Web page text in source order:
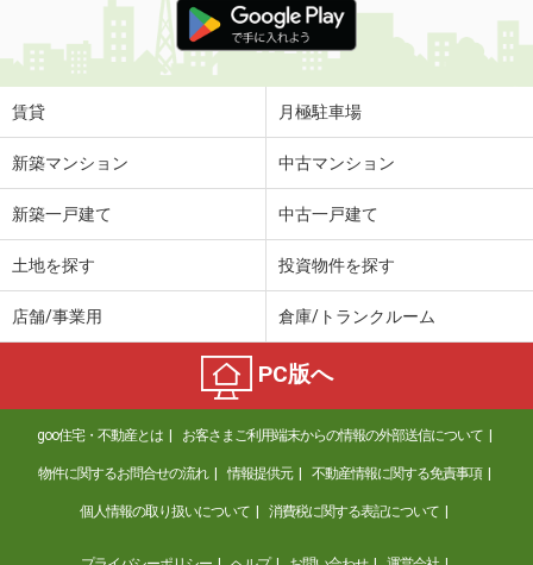
価 格
7.40万円
住 所
福井県福井市江守中２
専有面積
福井県福井市江守中２
7.40万円
福井県福井市文京４
5.30万円
住 所
福井県福井市文京４
専有面積 25.13m²
間取り
1K
福井県鯖江市吉江町
賃貸 月極駐車場
新築マンション 中古マンション
新築一戸建て 中古一戸建て
土地を探す 投資物件を探す
店舗/事業用 倉庫/トランクルーム
PC版へ
goo住宅・不動産とは お客さまご利用端末からの情報の外部送信について
物件に関するお問合せの流れ 情報提供元 不動産情報に関する免責事項
個人情報の取り扱いについて 消費税に関する表記について